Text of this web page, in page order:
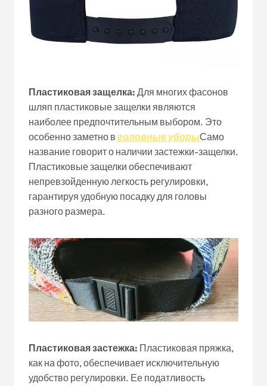
Пластиковая защелка: Для многих фасонов
шляп пластиковые защелки являются
наиболее предпочтительным выбором. Это
особенно заметно в головные уборыСамо
название говорит о наличии застежки-защелки.
Пластиковые защелки обеспечивают
непревзойденную легкость регулировки,
гарантируя удобную посадку для головы
разного размера.
Пластиковая застежка: Пластиковая пряжка,
как на фото, обеспечивает исключительную
удобство регулировки. Ее податливость